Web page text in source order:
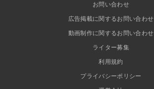
お問い合わせ
広告掲載に関するお問い合わせ
動画制作に関するお問い合わせ
ライター募集
利用規約
プライバシーポリシー